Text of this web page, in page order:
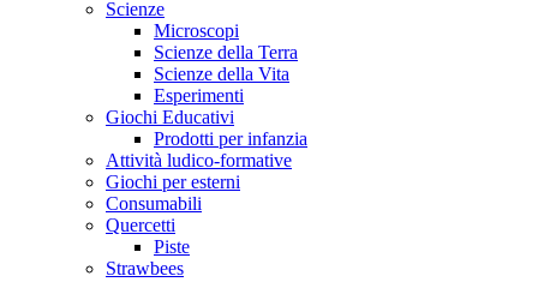
Scienze
Microscopi
Scienze della Terra
Scienze della Vita
Esperimenti
Giochi Educativi
Prodotti per infanzia
Attività ludico-formative
Giochi per esterni
Consumabili
Quercetti
Piste
Strawbees